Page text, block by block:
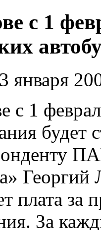
с 1
января
с 1
будет
плата за
За